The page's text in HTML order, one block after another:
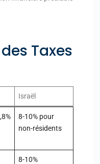
Taxes
Israël
8-10% pour
non-résidents
8-10%